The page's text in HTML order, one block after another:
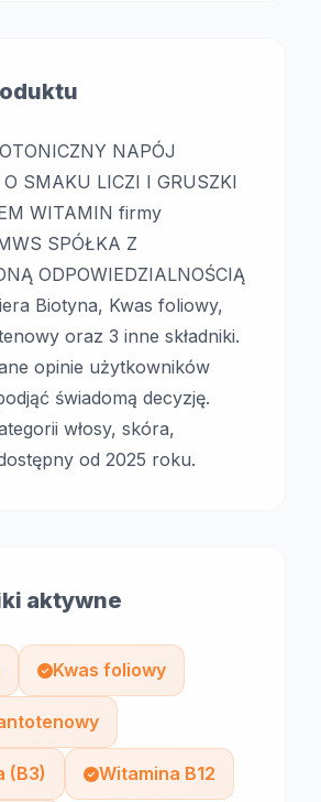
NAPÓJ
O SMAKU LICZI I GRUSZKI
WITAMIN firmy
SPÓŁKA Z
ODPOWIEDZIALNOŚCIĄ
Biotyna, Kwas foliowy,
oraz 3 inne składniki.
opinie użytkowników
świadomą decyzję.
włosy, skóra,
od 2025 roku.
aktywne
Kwas foliowy
(B3) Witamina B12